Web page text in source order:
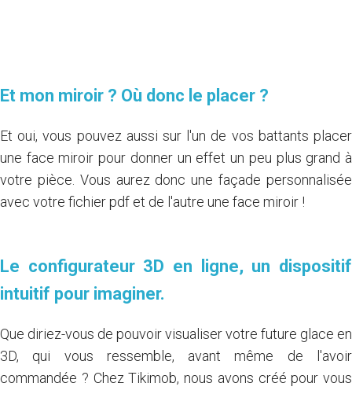
Et mon miroir ? Où donc le placer ?
Et oui, vous pouvez aussi sur l'un de vos battants placer
une face miroir pour donner un effet un peu plus grand à
votre pièce. Vous aurez donc une façade personnalisée
avec votre fichier pdf et de l'autre une face miroir !
Le configurateur 3D en ligne, un dispositif
intuitif pour imaginer.
Que diriez-vous de pouvoir visualiser votre future glace en
3D, qui vous ressemble, avant même de l'avoir
commandée ? Chez Tikimob, nous avons créé pour vous